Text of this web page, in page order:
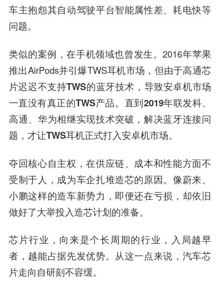
车主抱怨其自动驾驶平台智能属性差、耗电快等
问题。
类似的案例，在手机领域也曾发生。2016年苹果
推出AirPods并引爆TWS耳机市场， 但由于高通芯
片迟迟不支持TWS的蓝牙技术，导致安卓机市场
一直没有真正的TWS产品。直到2019年联发科、
高通、华为相继实现技术突破，解决蓝牙连接问
题，才让TWS耳机正式打入安卓机市场。
夺回核心自主权，在供应链、成本和性能方面不
受制于人，成为车企扎堆造芯的原因。像蔚来、
小鹏这样的造车新势力，即便还在亏损，却依旧
做好了大举投入造芯计划的准备。
芯片行业，向来是个长周期的行业，入局越早
者，越能占据先发优势。从这一点来说，汽车芯
片走向自研刻不容缓。